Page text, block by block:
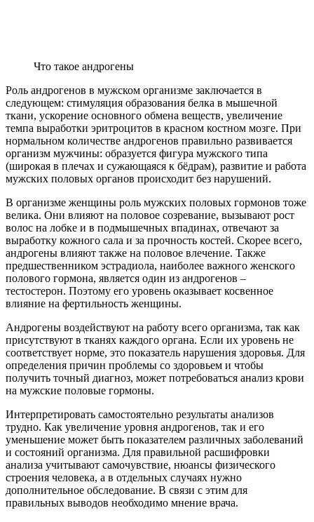
Что такое андрогены
Роль андрогенов в мужском организме заключается в
следующем: стимуляция образования белка в мышечной
ткани, ускорение основного обмена веществ, увеличение
темпа выработки эритроцитов в красном костном мозге. При
нормальном количестве андрогенов правильно развивается
организм мужчины: образуется фигура мужского типа
(широкая в плечах и сужающаяся к бёдрам), развитие и работа
мужских половых органов происходит без нарушений.
В организме женщины роль мужских половых гормонов тоже
велика. Они влияют на половое созревание, вызывают рост
волос на лобке и в подмышечных впадинах, отвечают за
выработку кожного сала и за прочность костей. Скорее всего,
андрогены влияют также на половое влечение. Также
предшественником эстрадиола, наиболее важного женского
полового гормона, является один из андрогенов –
тестостерон. Поэтому его уровень оказывает косвенное
влияние на фертильность женщины.
Андрогены воздействуют на работу всего организма, так как
присутствуют в тканях каждого органа. Если их уровень не
соответствует норме, это показатель нарушения здоровья. Для
определения причин проблемы со здоровьем и чтобы
получить точный диагноз, может потребоваться анализ крови
на мужские половые гормоны.
Интерпретировать самостоятельно результаты анализов
трудно. Как увеличение уровня андрогенов, так и его
уменьшение может быть показателем различных заболеваний
и состояний организма. Для правильной расшифровки
анализа учитывают самочувствие, нюансы физического
строения человека, а в отдельных случаях нужно
дополнительное обследование. В связи с этим для
правильных выводов необходимо мнение врача.